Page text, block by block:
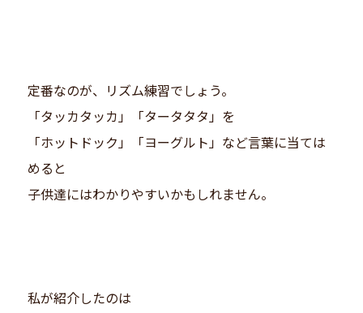
定番なのが、リズム練習でしょう。
「タッカタッカ」「タータタタ」を
「ホットドック」「ヨーグルト」など言葉に当ては
めると
子供達にはわかりやすいかもしれません。
私が紹介したのは